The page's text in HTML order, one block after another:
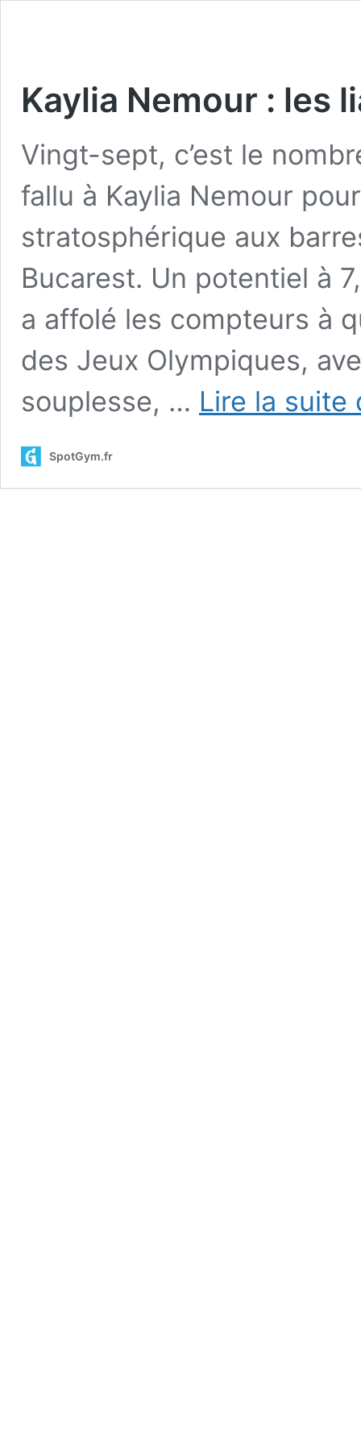
Kaylia Nemour : les
Vingt-sept, c’est le
fallu à Kaylia Nemour
stratosphérique aux
Bucarest. Un potentiel à
a affolé les compteurs à
des Jeux Olympiques,
souplesse, … Lire la suite
SpotGym.fr